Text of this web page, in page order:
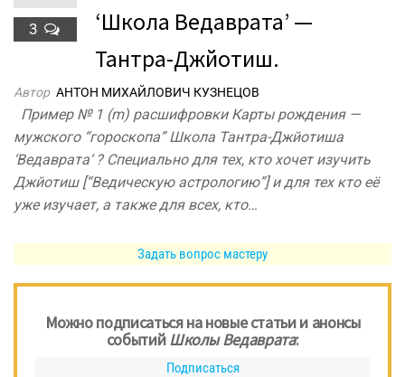
3
‘Школа Ведаврата’ —
Тантра-Джйотиш.
Автор АНТОН МИХАЙЛОВИЧ КУЗНЕЦОВ
Пример № 1 (m) расшифровки Карты рождения —
мужского “гороскопа” Школа Тантра-Джйотиша
‘Ведаврата‘ ? Специально для тех, кто хочет изучить
Джйотиш [“Ведическую астрологию”] и для тех кто её
уже изучает, а также для всех, кто…
Задать вопрос мастеру
Можно подписаться на новые статьи и анонсы
событийШколы Ведаврата:
Подписаться